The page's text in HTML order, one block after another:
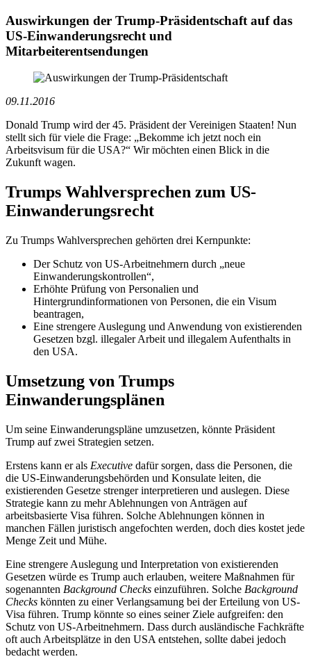
Auswirkungen der Trump-Präsidentschaft auf das
US-Einwanderungsrecht und
Mitarbeiterentsendungen
09.11.2016
Donald Trump wird der 45. Präsident der Vereinigen Staaten! Nun
stellt sich für viele die Frage: „Bekomme ich jetzt noch ein
Arbeitsvisum für die USA?“ Wir möchten einen Blick in die
Zukunft wagen.
Trumps Wahlversprechen zum US-
Einwanderungsrecht
Zu Trumps Wahlversprechen gehörten drei Kernpunkte:
Der Schutz von US-Arbeitnehmern durch „neue
Einwanderungskontrollen“,
Erhöhte Prüfung von Personalien und
Hintergrundinformationen von Personen, die ein Visum
beantragen,
Eine strengere Auslegung und Anwendung von existierenden
Gesetzen bzgl. illegaler Arbeit und illegalem Aufenthalts in
den USA.
Umsetzung von Trumps
Einwanderungsplänen
Um seine Einwanderungspläne umzusetzen, könnte Präsident
Trump auf zwei Strategien setzen.
Erstens kann er als Executive dafür sorgen, dass die Personen, die
die US-Einwanderungsbehörden und Konsulate leiten, die
existierenden Gesetze strenger interpretieren und auslegen. Diese
Strategie kann zu mehr Ablehnungen von Anträgen auf
arbeitsbasierte Visa führen. Solche Ablehnungen können in
manchen Fällen juristisch angefochten werden, doch dies kostet jede
Menge Zeit und Mühe.
Eine strengere Auslegung und Interpretation von existierenden
Gesetzen würde es Trump auch erlauben, weitere Maßnahmen für
sogenannten Background Checks einzuführen. Solche Background
Checks könnten zu einer Verlangsamung bei der Erteilung von US-
Visa führen. Trump könnte so eines seiner Ziele aufgreifen: den
Schutz von US-Arbeitnehmern. Dass durch ausländische Fachkräfte
oft auch Arbeitsplätze in den USA entstehen, sollte dabei jedoch
bedacht werden.